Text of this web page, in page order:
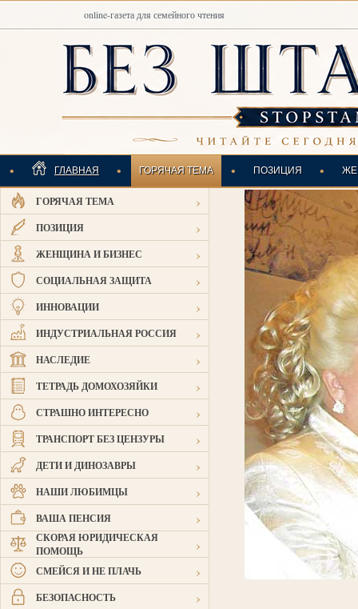
online-газета для семейного чтения
• ГЛАВНАЯ • ГОРЯЧАЯ ТЕМА • ПОЗИЦИЯ •
ИНДУСТРИАЛЬНАЯ
ГОРЯЧАЯ ТЕМА ›
ПОЗИЦИЯ ›
ЖЕНЩИНА И БИЗНЕС ›
СОЦИАЛЬНАЯ ЗАЩИТА ›
ИННОВАЦИИ ›
ИНДУСТРИАЛЬНАЯ РОССИЯ ›
НАСЛЕДИЕ ›
ТЕТРАДЬ ДОМОХОЗЯЙКИ ›
СТРАШНО ИНТЕРЕСНО ›
ТРАНСПОРТ БЕЗ ЦЕНЗУРЫ ›
ДЕТИ И ДИНОЗАВРЫ ›
НАШИ ЛЮБИМЦЫ ›
ВАША ПЕНСИЯ ›
СКОРАЯ ЮРИДИЧЕСКАЯ
ПОМОЩЬ
›
СМЕЙСЯ И НЕ ПЛАЧЬ ›
БЕЗОПАСНОСТЬ ›